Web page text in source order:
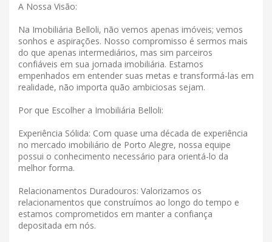
A Nossa Visão:
Na Imobiliária Belloli, não vemos apenas imóveis; vemos
sonhos e aspirações. Nosso compromisso é sermos mais
do que apenas intermediários, mas sim parceiros
confiáveis ​​em sua jornada imobiliária. Estamos
empenhados em entender suas metas e transformá-las em
realidade, não importa quão ambiciosas sejam.
Por que Escolher a Imobiliária Belloli:
Experiência Sólida: Com quase uma década de experiência
no mercado imobiliário de Porto Alegre, nossa equipe
possui o conhecimento necessário para orientá-lo da
melhor forma.
Relacionamentos Duradouros: Valorizamos os
relacionamentos que construímos ao longo do tempo e
estamos comprometidos em manter a confiança
depositada em nós.